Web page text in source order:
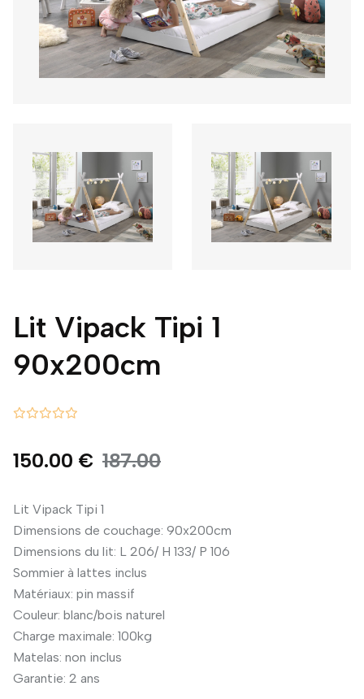
Lit Vipack Tipi 1
90x200cm
150.00 € 187.00
Lit Vipack Tipi 1
Dimensions de couchage: 90x200cm
Dimensions du lit: L 206/ H 133/ P 106
Sommier à lattes inclus
Matériaux: pin massif
Couleur: blanc/bois naturel
Charge maximale: 100kg
Matelas: non inclus
Garantie: 2 ans